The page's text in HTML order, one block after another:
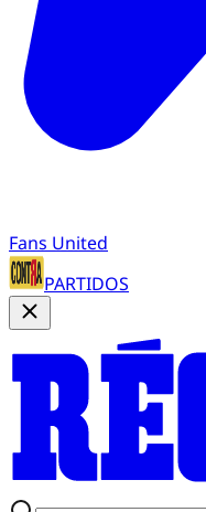
Fans United
PARTIDOS